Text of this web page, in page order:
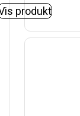
produkt